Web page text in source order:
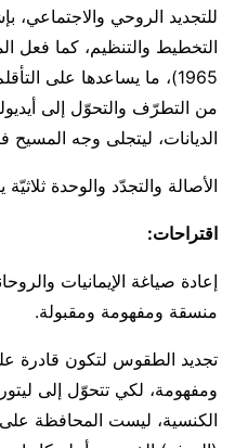
للتجديد الروحي والاجتماعي،
1965)، ما يساعدها على
من التطرّف والتحوّل إلى
الديانات، ليتجلى وجه المسيح
الأصالة والتجدّد والوحدة
اقتراحات:
إعادة صياغة الإيمانيات
منسقة ومفهومة ومقبولة.
تجديد الطقوس لتكون قادرة
ومفهومة، لكي تتحوّل إلى
الكنسية، ليست المحافظة على